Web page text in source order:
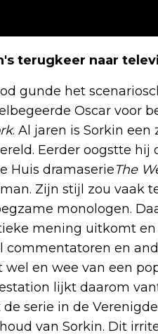
terugkeer naar
gunde het
Oscar voor
. Al jaren is Sorkin
Eerder oogstte
Huis dramaserieThe
Zijn stijl zou vaak
monologen.
mening uitkomt
commentatoren en
wel en wee van een
lijkt daarom
de serie in de
van Sorkin. Dit